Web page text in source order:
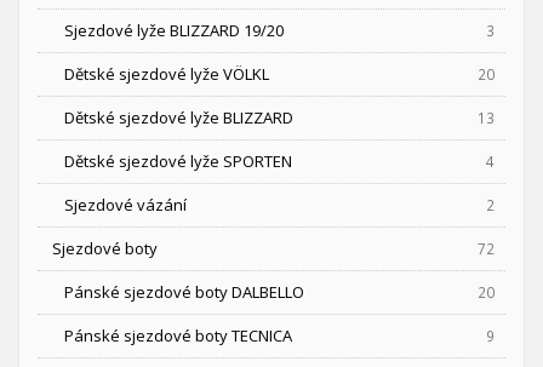
Sjezdové lyže BLIZZARD 19/20 3
Dětské sjezdové lyže VÖLKL 20
Dětské sjezdové lyže BLIZZARD 13
Dětské sjezdové lyže SPORTEN 4
Sjezdové vázání 2
Sjezdové boty 72
Pánské sjezdové boty DALBELLO 20
Pánské sjezdové boty TECNICA 9